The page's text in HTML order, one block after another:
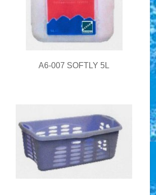
A6-007 SOFTLY 5L